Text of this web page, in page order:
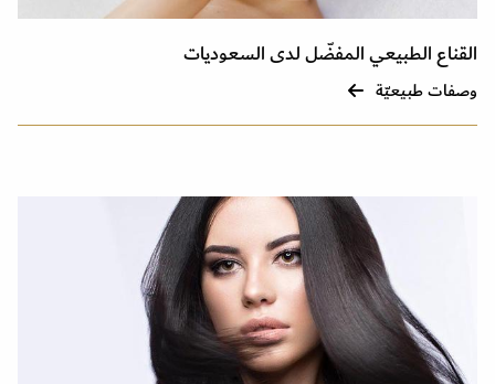
القناع الطبيعي المفضّل لدى السعوديات
وصفات طبيعيّة